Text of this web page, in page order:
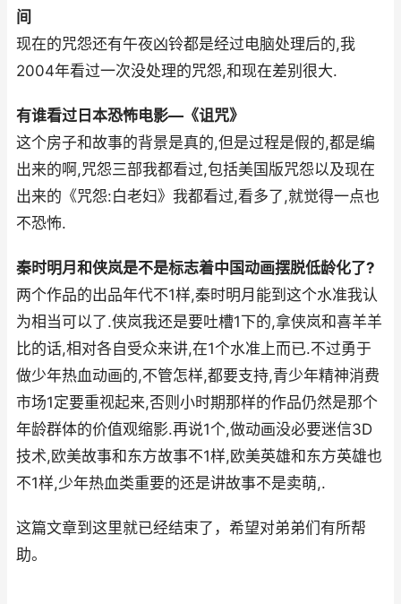
间
现在的咒怨还有午夜凶铃都是经过电脑处理后的,我
2004年看过一次没处理的咒怨,和现在差别很大.
有谁看过日本恐怖电影—《诅咒》
这个房子和故事的背景是真的,但是过程是假的,都是编
出来的啊,咒怨三部我都看过,包括美国版咒怨以及现在
出来的《咒怨:白老妇》我都看过,看多了,就觉得一点也
不恐怖.
秦时明月和侠岚是不是标志着中国动画摆脱低龄化了?
两个作品的出品年代不1样,秦时明月能到这个水准我认
为相当可以了.侠岚我还是要吐槽1下的,拿侠岚和喜羊羊
比的话,相对各自受众来讲,在1个水准上而已.不过勇于
做少年热血动画的,不管怎样,都要支持,青少年精神消费
市场1定要重视起来,否则小时期那样的作品仍然是那个
年龄群体的价值观缩影.再说1个,做动画没必要迷信3D
技术,欧美故事和东方故事不1样,欧美英雄和东方英雄也
不1样,少年热血类重要的还是讲故事不是卖萌,.
这篇文章到这里就已经结束了，希望对弟弟们有所帮
助。